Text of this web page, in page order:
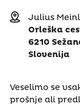
Veselimo se
prošnje ali
Julius
Orleška
6210
Slovenija